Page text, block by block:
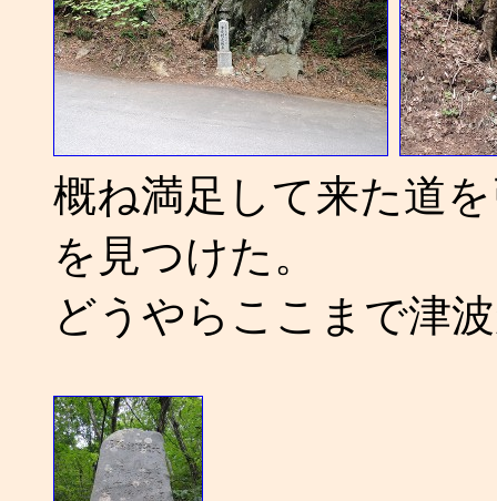
概ね満足して来た道
を見つけた。
どうやらここまで津